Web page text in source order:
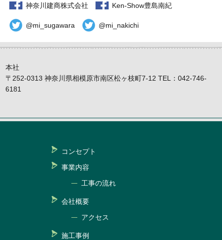
神奈川建商株式会社 Ken-Show豊島南紀
@mi_sugawara @mi_nakichi
本社
〒252-0313 神奈川県相模原市南区松ヶ枝町7-12 TEL：042-746-
6181
コンセプト
事業内容
工事の流れ
会社概要
アクセス
施工事例